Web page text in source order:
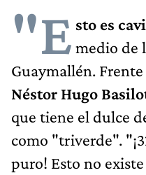
"E sto es
medio de
Guaymallén.
Néstor Hugo
que tiene el dulce
como "triverde".
puro! Esto no